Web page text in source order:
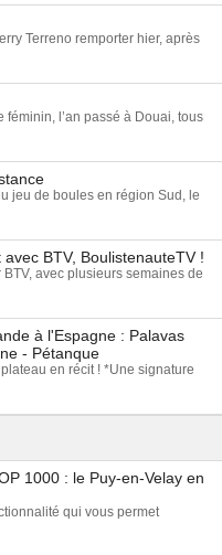
Terreno remporter hier, après
l’an passé à Douai, tous
jeu de boules en région Sud, le
BTV, BoulistenauteTV !
avec plusieurs semaines de
à l'Espagne : Palavas
- Pétanque
en récit ! *Une signature
1000 : le Puy-en-Velay en
qui vous permet